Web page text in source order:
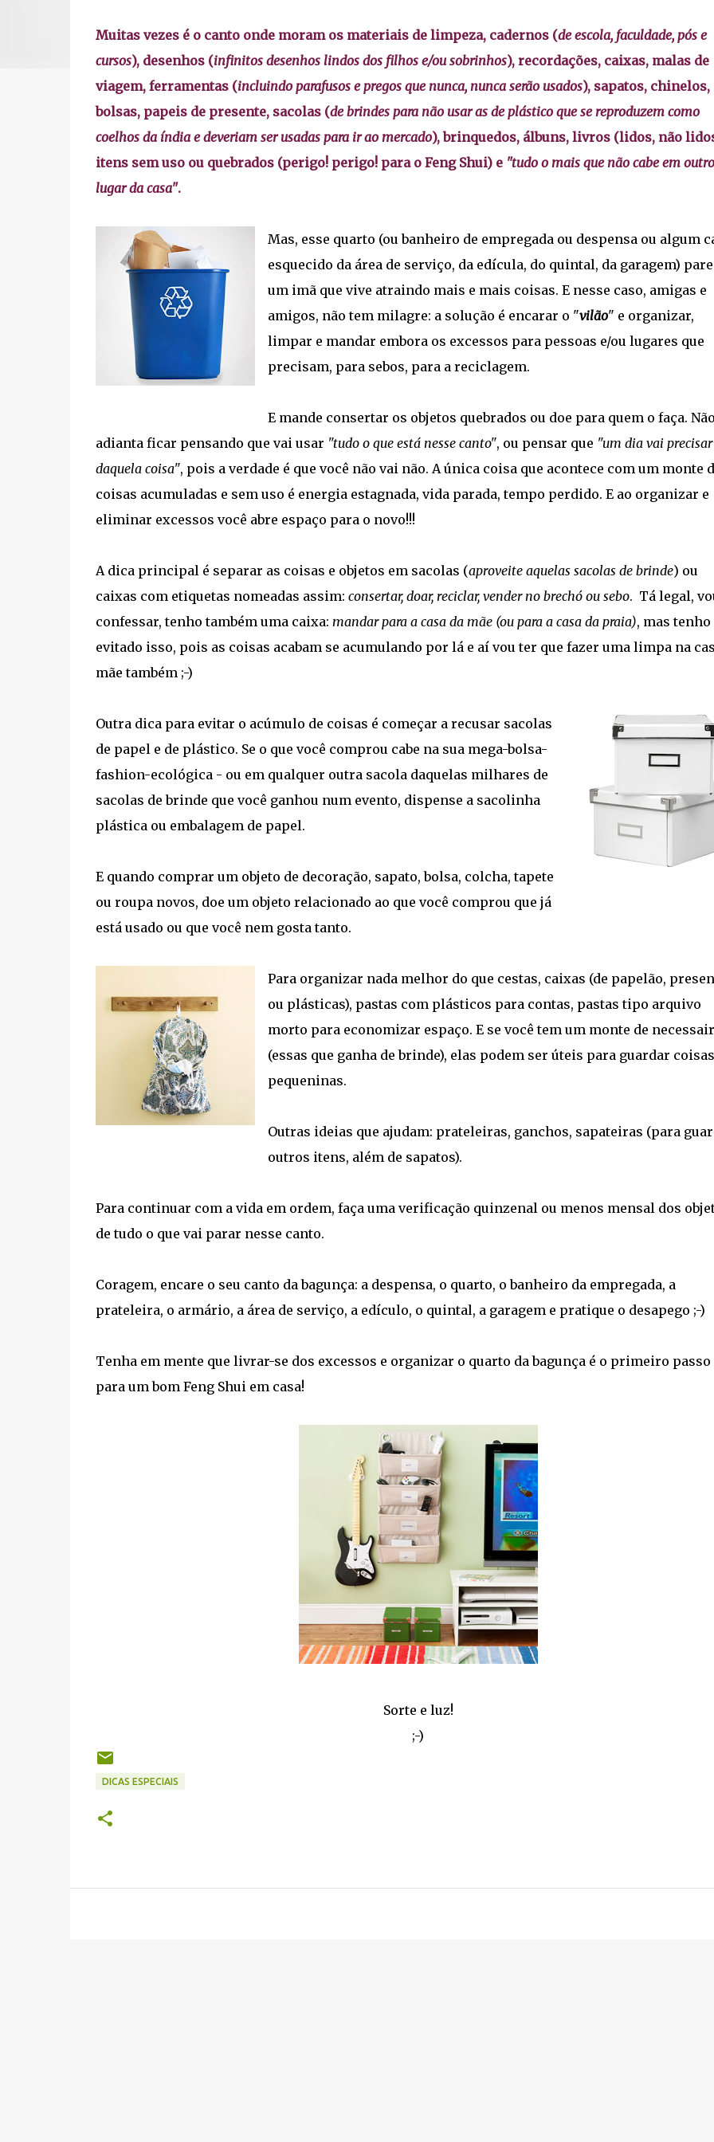
Muitas vezes é o canto onde moram os materiais de limpeza, cadernos (de escola, faculdade, pós e
cursos), desenhos (infinitos desenhos lindos dos filhos e/ou sobrinhos), recordações, caixas, malas de
viagem, ferramentas (incluindo parafusos e pregos que nunca, nunca serão usados), sapatos, chinelos,
bolsas, papeis de presente, sacolas (de brindes para não usar as de plástico que se reproduzem como
coelhos da índia e deveriam ser usadas para ir ao mercado), brinquedos, álbuns, livros (lidos, não
itens sem uso ou quebrados (perigo! perigo! para o Feng Shui) e "tudo o mais que não cabe em outro
lugar da casa".
Mas, esse quarto (ou banheiro de empregada ou despensa ou algum
esquecido da área de serviço, da edícula, do quintal, da garagem)
um imã que vive atraindo mais e mais coisas. E nesse caso, amigas e
amigos, não tem milagre: a solução é encarar o "vilão" e organizar,
limpar e mandar embora os excessos para pessoas e/ou lugares que
precisam, para sebos, para a reciclagem.
E mande consertar os objetos quebrados ou doe para quem o faça. Não
adianta ficar pensando que vai usar "tudo o que está nesse canto", ou pensar que "um dia vai precisar
daquela coisa", pois a verdade é que você não vai não. A única coisa que acontece com um monte
coisas acumuladas e sem uso é energia estagnada, vida parada, tempo perdido. E ao organizar e
eliminar excessos você abre espaço para o novo!!!
A dica principal é separar as coisas e objetos em sacolas (aproveite aquelas sacolas de brinde) ou
caixas com etiquetas nomeadas assim: consertar, doar, reciclar, vender no brechó ou sebo. Tá legal,
confessar, tenho também uma caixa: mandar para a casa da mãe (ou para a casa da praia), mas tenho
evitado isso, pois as coisas acabam se acumulando por lá e aí vou ter que fazer uma limpa na
mãe também ;-)
Outra dica para evitar o acúmulo de coisas é começar a recusar sacolas
de papel e de plástico. Se o que você comprou cabe na sua mega-bolsa-
fashion-ecológica - ou em qualquer outra sacola daquelas milhares de
sacolas de brinde que você ganhou num evento, dispense a sacolinha
plástica ou embalagem de papel.
E quando comprar um objeto de decoração, sapato, bolsa, colcha, tapete
ou roupa novos, doe um objeto relacionado ao que você comprou que já
está usado ou que você nem gosta tanto.
Para organizar nada melhor do que cestas, caixas (de papelão,
ou plásticas), pastas com plásticos para contas, pastas tipo arquivo
morto para economizar espaço. E se você tem um monte de
(essas que ganha de brinde), elas podem ser úteis para guardar coisas
pequeninas.
Outras ideias que ajudam: prateleiras, ganchos, sapateiras (para
outros itens, além de sapatos).
Para continuar com a vida em ordem, faça uma verificação quinzenal ou menos mensal dos
de tudo o que vai parar nesse canto.
Coragem, encare o seu canto da bagunça: a despensa, o quarto, o banheiro da empregada, a
prateleira, o armário, a área de serviço, a edículo, o quintal, a garagem e pratique o desapego ;-)
Tenha em mente que livrar-se dos excessos e organizar o quarto da bagunça é o primeiro passo
para um bom Feng Shui em casa!
Sorte e luz!
;-)
DICAS ESPECIAIS